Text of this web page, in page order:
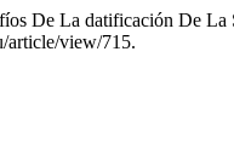
De La datificación De
article/view/715.